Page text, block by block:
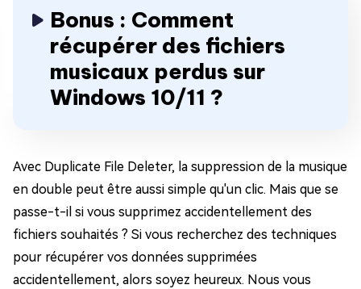
Bonus : Comment
récupérer des fichiers
musicaux perdus sur
Windows 10/11 ?
Avec Duplicate File Deleter, la suppression de la musique
en double peut être aussi simple qu'un clic. Mais que se
passe-t-il si vous supprimez accidentellement des
fichiers souhaités ? Si vous recherchez des techniques
pour récupérer vos données supprimées
accidentellement, alors soyez heureux. Nous vous